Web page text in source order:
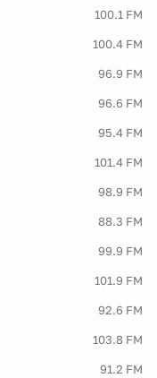
100.1 FM
100.4 FM
96.9 FM
96.6 FM
95.4 FM
101.4 FM
98.9 FM
88.3 FM
99.9 FM
101.9 FM
92.6 FM
103.8 FM
91.2 FM